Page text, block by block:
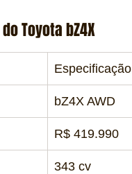
Toyota bZ4X
Especificação
bZ4X AWD
R$ 419.990
343 cv